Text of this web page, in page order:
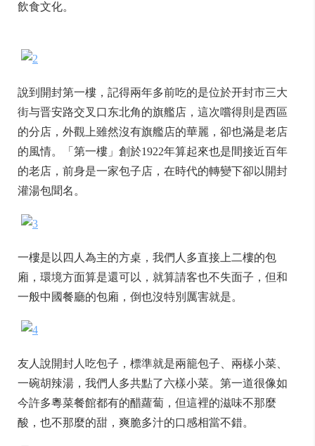
飲食文化。
說到開封第一樓，記得兩年多前吃的是位於开封市三大
街与晋安路交叉口东北角的旗艦店，這次嚐得則是西區
的分店，外觀上雖然沒有旗艦店的華麗，卻也滿是老店
的風情。「第一樓」創於1922年算起來也是間接近百年
的老店，前身是一家包子店，在時代的轉變下卻以開封
灌湯包聞名。
一樓是以四人為主的方桌，我們人多直接上二樓的包
廂，環境方面算是還可以，就算請客也不失面子，但和
一般中國餐廳的包廂，倒也沒特別厲害就是。
友人說開封人吃包子，標準就是兩籠包子、兩樣小菜、
一碗胡辣湯，我們人多共點了六樣小菜。第一道很像如
今許多粵菜餐館都有的醋蘿蔔，但這裡的滋味不那麼
酸，也不那麼的甜，爽脆多汁的口感相當不錯。